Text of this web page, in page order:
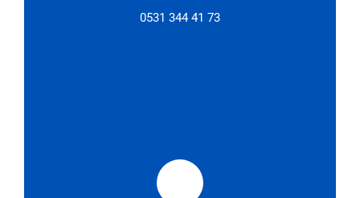
0531 344 41 73